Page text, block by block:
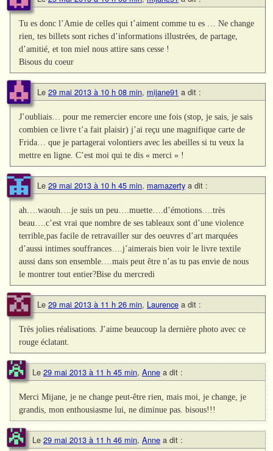
Tu es donc l’Amie de celles qui t’aiment comme tu es … Ne change
rien, tes billets sont riches d’informations illustrées, de partage,
d’amitié, et ton miel nous attire sans cesse !
Bisous du coeur
Le 29 mai 2013 à 10 h 08 min, mijane91 a dit :
J’oubliais… pour me remercier encore une fois (stop, je sais, je sais
combien ce livre t’a fait plaisir) j’ai reçu une magnifique carte de
Frida… que je partagerai volontiers avec les abeilles si tu veux la
mettre en ligne. C’est moi qui te dis « merci » !
Le 29 mai 2013 à 10 h 45 min, mamazerty a dit :
ah….waouh….je suis un peu….muette….d’émotions….très
beau….c’est vrai que nombre de ses tableaux sont d’une violence
terrible,pas facile de retravailler sur des oeuvres d’art marquées
d’aussi intimes souffrances….j’aimerais bien voir le livre textile
aussi dans son ensemble….mais peut être n’as tu pas envie de nous
le montrer tout entier?Bise du mercredi
Le 29 mai 2013 à 11 h 26 min, Laurence a dit :
Très jolies réalisations. J’aime beaucoup la dernière photo avec ce
rouge éclatant.
Le 29 mai 2013 à 11 h 45 min, Anne a dit :
Merci Mijane, je ne change peut-être rien, mais moi, je change, je
grandis, mon enthousiasme lui, ne diminue pas. bisous!!!
Le 29 mai 2013 à 11 h 46 min, Anne a dit :